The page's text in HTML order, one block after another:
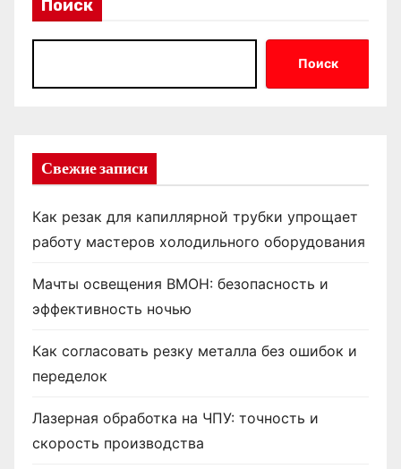
Поиск
Поиск
Свежие записи
Как резак для капиллярной трубки упрощает
работу мастеров холодильного оборудования
Мачты освещения ВМОН: безопасность и
эффективность ночью
Как согласовать резку металла без ошибок и
переделок
Лазерная обработка на ЧПУ: точность и
скорость производства